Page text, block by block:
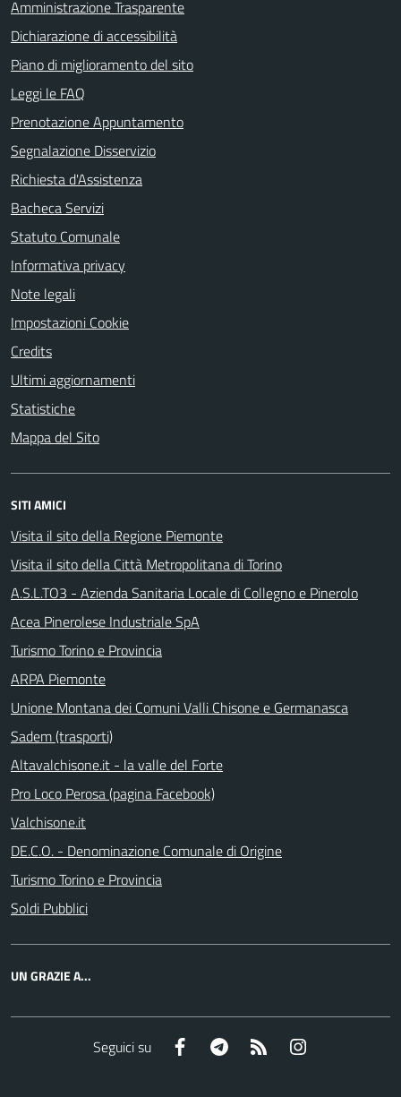
Amministrazione Trasparente
Dichiarazione di accessibilità
Piano di miglioramento del sito
Leggi le FAQ
Prenotazione Appuntamento
Segnalazione Disservizio
Richiesta d'Assistenza
Bacheca Servizi
Statuto Comunale
Informativa privacy
Note legali
Impostazioni Cookie
Credits
Ultimi aggiornamenti
Statistiche
Mappa del Sito
SITI AMICI
Visita il sito della Regione Piemonte
Visita il sito della Città Metropolitana di Torino
A.S.L.TO3 - Azienda Sanitaria Locale di Collegno e Pinerolo
Acea Pinerolese Industriale SpA
Turismo Torino e Provincia
ARPA Piemonte
Unione Montana dei Comuni Valli Chisone e Germanasca
Sadem (trasporti)
Altavalchisone.it - la valle del Forte
Pro Loco Perosa (pagina Facebook)
Valchisone.it
DE.C.O. - Denominazione Comunale di Origine
Turismo Torino e Provincia
Soldi Pubblici
UN GRAZIE A...
Seguici su Facebook Telegram RSS